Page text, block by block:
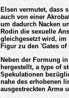
Elsen vermutet, dass
auch von einer
um dadurch Nacken
Rodin die sexuelle
gleichgesetzt wird, im
Figur zu den 'Gates of
Neben der Formung
hergestellt, a type of
Spekulationen
nahe des erhobenen
ausgestreckten Arme